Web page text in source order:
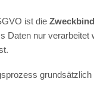
ist die
Daten nur